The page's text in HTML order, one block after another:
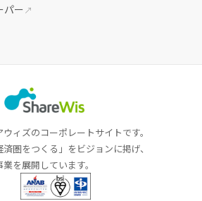
パー ↗
ィズのコーポレートサイトです。
済圏をつくる」をビジョンに掲げ、
業を展開しています。